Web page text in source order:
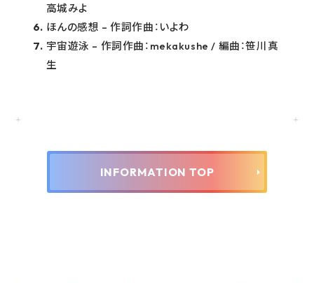
高城みよ
ほんの感想 – 作詞作曲：いよわ
宇宙遊泳 – 作詞作曲：mekakushe / 編曲：笹川真
生
INFORMATION TOP